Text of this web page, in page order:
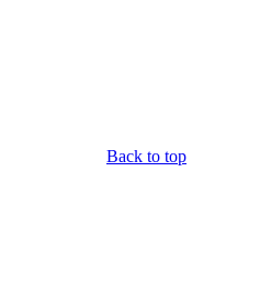
Back to top